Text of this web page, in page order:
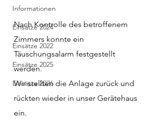
Informationen
Einsätze 2024
Einsätze 2022
Einsätze 2025
Einsätze 2026
Nach Kontrolle des betroffenem
Zimmers konnte ein
Täuschungsalarm festgestellt
werden.
Wir stellten die Anlage zurück und
rückten wieder in unser Gerätehaus
ein.